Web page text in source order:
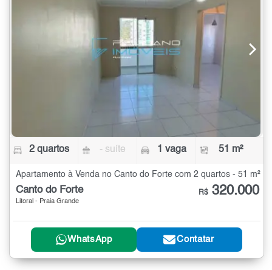
2 quartos - suíte 1 vaga 51 m²
Apartamento à Venda no Canto do Forte com 2 quartos - 51 m²
Canto do Forte
Litoral - Praia Grande
R$ 320.000
WhatsApp Contatar